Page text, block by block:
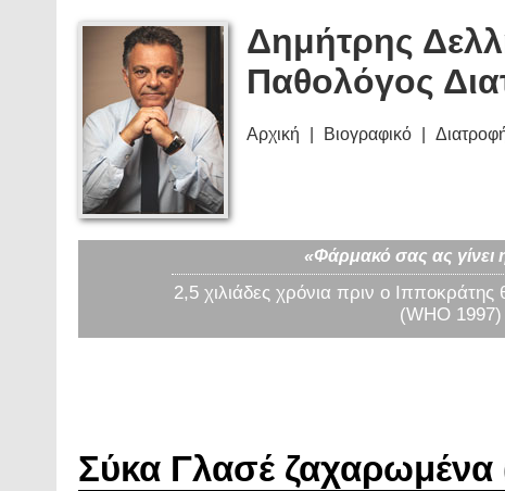
Δημήτρης
Παθολόγος
Αρχική Βιογραφικό
«Φάρμακό σας ας γίνει
2,5 χιλιάδες χρόνια πριν ο
(WHO 1997)
Σύκα Γλασέ ζαχαρωμένα